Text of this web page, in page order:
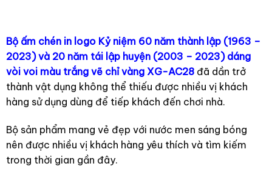
Bộ ấm chén in logo Kỷ niệm 60 năm thành lập (1963 –
2023) và 20 năm tái lập huyện (2003 – 2023) dáng
vòi voi màu trắng vẽ chỉ vàng XG-AC28đã dần trở
thành vật dụng không thể thiếu được nhiều vị khách
hàng sử dụng dùng để tiếp khách đến chơi nhà.
Bộ sản phẩm mang vẻ đẹp với nước men sáng bóng
nên được nhiều vị khách hàng yêu thích và tìm kiếm
trong thời gian gần đây.